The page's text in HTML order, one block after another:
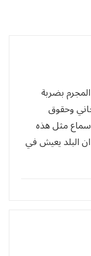
بضربة
وحقوق
مثل هذه
البلد يعيش في